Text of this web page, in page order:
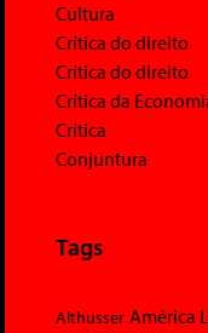
Cultura
Crítica do direito
Crítica do direito
Crítica da
Crítica
Conjuntura
Tags
Althusser América